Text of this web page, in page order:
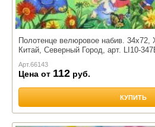
Полотенце велюровое набив. 34х72,
Китай, Северный Город, арт. LI10-
Арт.66143
Цена от 112 руб.
КУПИТЬ